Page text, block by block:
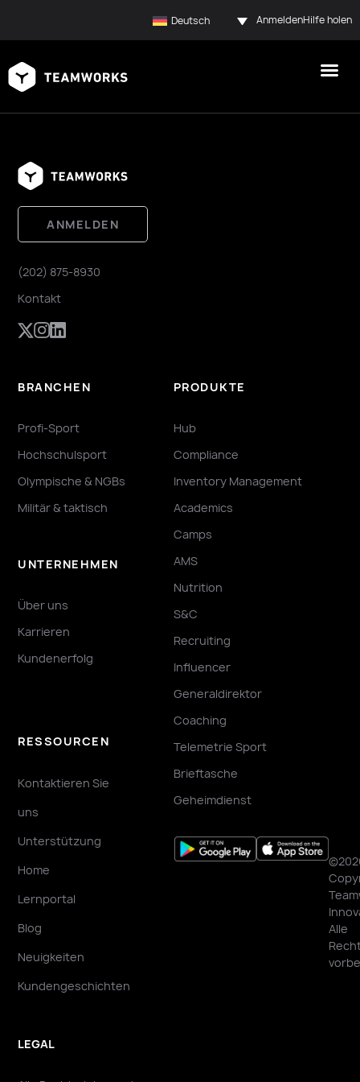
Deutsch AnmeldenHilfe holen
ANMELDEN
(202) 875-8930
Kontakt
BRANCHEN
Profi-Sport
Hochschulsport
Olympische & NGBs
Militär & taktisch
UNTERNEHMEN
Über uns
Karrieren
Kundenerfolg
RESSOURCEN
Kontaktieren Sie
uns
Unterstützung
Home
Lernportal
Blog
Neuigkeiten
Kundengeschichten
LEGAL
PRODUKTE
Hub
Compliance
Inventory Management
Academics
Camps
AMS
Nutrition
S&C
Recruiting
Influencer
Generaldirektor
Coaching
Telemetrie Sport
Brieftasche
Geheimdienst
Alle